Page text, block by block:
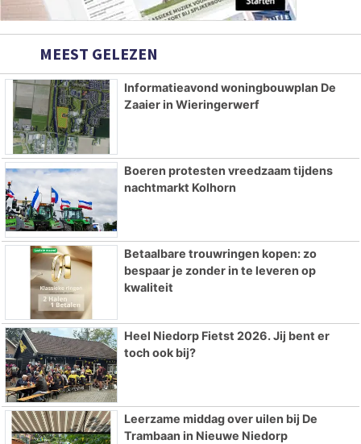
MEEST GELEZEN
Informatieavond woningbouwplan De
Zaaier in Wieringerwerf
Boeren protesten vreedzaam tijdens
nachtmarkt Kolhorn
Betaalbare trouwringen kopen: zo
bespaar je zonder in te leveren op
kwaliteit
Heel Niedorp Fietst 2026. Jij bent er
toch ook bij?
Leerzame middag over uilen bij De
Trambaan in Nieuwe Niedorp